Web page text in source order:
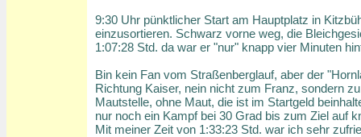
9:30 Uhr pünktlicher Start am Hauptplatz in
einzusortieren. Schwarz vorne weg, die
1:07:28 Std. da war er "nur" knapp vier Minuten
Bin kein Fan vom Straßenberglauf, aber der
Richtung Kaiser, nein nicht zum Franz, sondern
Mautstelle, ohne Maut, die ist im Startgeld
nur noch ein Kampf bei 30 Grad bis zum Ziel auf
Mit meiner Zeit von 1:33:23 Std. war ich sehr